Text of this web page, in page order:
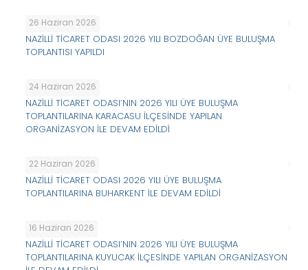
26 Haziran 2026
NAZİLLİ TİCARET ODASI 2026 YILI BOZDOĞAN ÜYE BULUŞMA
TOPLANTISI YAPILDI
24 Haziran 2026
NAZİLLİ TİCARET ODASI’NIN 2026 YILI ÜYE BULUŞMA
TOPLANTILARINA KARACASU İLÇESİNDE YAPILAN
ORGANİZASYON İLE DEVAM EDİLDİ
22 Haziran 2026
NAZİLLİ TİCARET ODASI 2026 YILI ÜYE BULUŞMA
TOPLANTILARINA BUHARKENT İLE DEVAM EDİLDİ
16 Haziran 2026
NAZİLLİ TİCARET ODASI’NIN 2026 YILI ÜYE BULUŞMA
TOPLANTILARINA KUYUCAK İLÇESİNDE YAPILAN ORGANİZASYON